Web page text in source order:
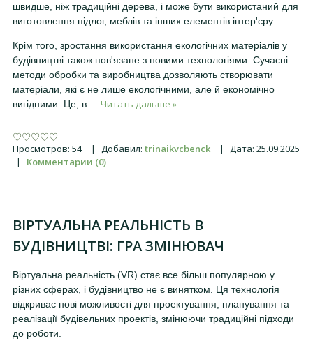
швидше, ніж традиційні дерева, і може бути використаний для
виготовлення підлог, меблів та інших елементів інтер'єру.
Крім того, зростання використання екологічних матеріалів у
будівництві також пов'язане з новими технологіями. Сучасні
методи обробки та виробництва дозволяють створювати
матеріали, які є не лише екологічними, але й економічно
вигідними. Це, в
Читать дальше »
Просмотров: 54 | Добавил: trinaikvcbenck | Дата: 25.09.2025
|
Комментарии (0)
ВІРТУАЛЬНА РЕАЛЬНІСТЬ В
БУДІВНИЦТВІ: ГРА ЗМІНЮВАЧ
Віртуальна реальність (VR) стає все більш популярною у
різних сферах, і будівництво не є винятком. Ця технологія
відкриває нові можливості для проектування, планування та
реалізації будівельних проектів, змінюючи традиційні підходи
до роботи.